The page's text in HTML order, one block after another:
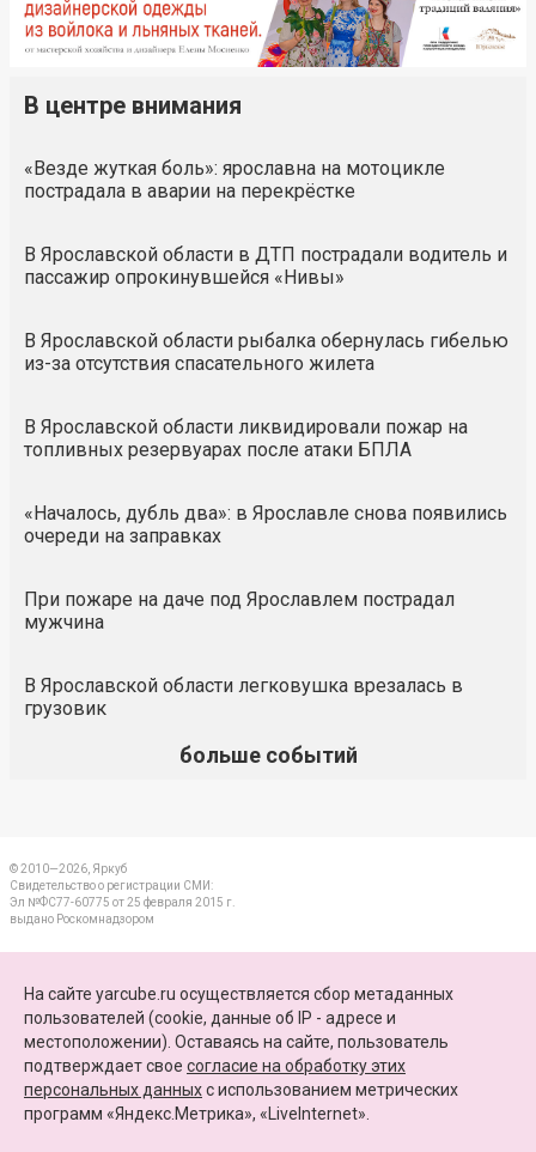
В центре внимания
«Везде жуткая боль»: ярославна на мотоцикле
пострадала в аварии на перекрёстке
В Ярославской области в ДТП пострадали водитель и
пассажир опрокинувшейся «Нивы»
В Ярославской области рыбалка обернулась гибелью
из-за отсутствия спасательного жилета
В Ярославской области ликвидировали пожар на
топливных резервуарах после атаки БПЛА
«Началось, дубль два»: в Ярославле снова появились
очереди на заправках
При пожаре на даче под Ярославлем пострадал
мужчина
В Ярославской области легковушка врезалась в
грузовик
больше событий
© 2010—2026, Яркуб
Свидетельство о регистрации СМИ:
Эл №ФС77-60775 от 25 февраля 2015 г.
выдано Роскомнадзором
ПАРТНЕРЫ
КАРТА САЙТА
+7 (4852) 64-15-52
На сайте yarcube.ru осуществляется сбор метаданных
пользователей (cookie, данные об IP - адресе и
местоположении). Оставаясь на сайте, пользователь
подтверждает свое согласие на обработку этих
персональных данныхc использованием метрических
программ «Яндекс.Метрика», «LiveInternet».